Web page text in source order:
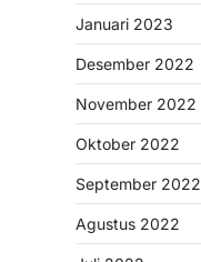
Januari 2023
Desember 2022
November 2022
Oktober 2022
September 2022
Agustus 2022